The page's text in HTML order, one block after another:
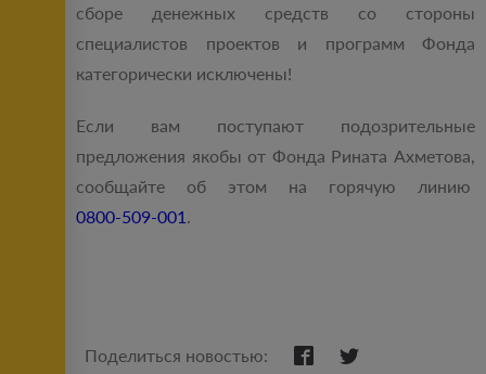
сборе денежных средств со стороны
специалистов проектов и программ Фонда
категорически исключены!
Если вам поступают подозрительные
предложения якобы от Фонда Рината Ахметова,
сообщайте об этом на горячую линию
0800-509-001 .
Поделиться новостью: